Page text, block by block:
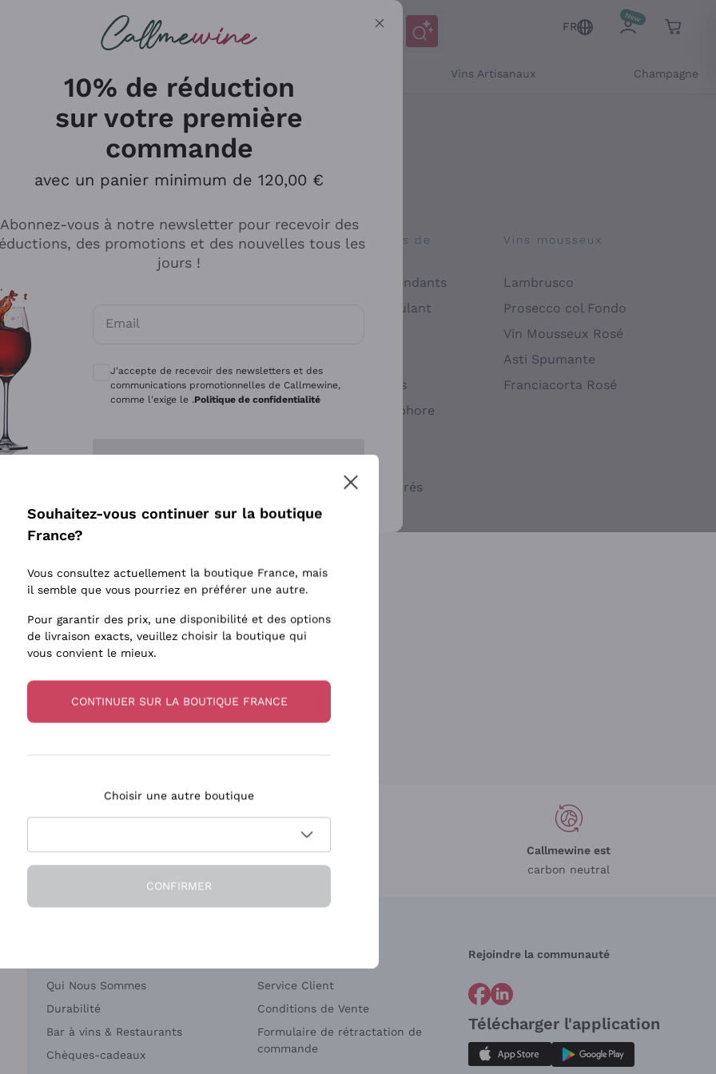
FR
Vins Artisanaux Champagne
Explorer le catalogue
Producteurs
Mascarello Bartolo
Rinaldi Giuseppe
Tenuta San Leonardo
Alessandra Divella
Sedilesu
Ceretto
Les philosophies de
Vignerons Indépendants
Recoltant Manipulant
Levures indigènes
Vins Faits en Amphore
Vins Biologiques
Vins blancs macérés
Vins mousseux
Lambrusco
Prosecco col Fondo
Vin Mousseux Rosé
Asti Spumante
Franciacorta Rosé
en 2-4 jours
en France
Paiement
en 3 fois
Callmewine est
carbon neutral
Qui Nous Sommes
Durabilité
Bar à vins & Restaurants
Chèques-cadeaux
Service Client
Conditions de Vente
Formulaire de rétractation de
commande
Rejoindre la communauté
Télécharger l'application
10% de réduction
sur votre première
commande
avec un panier minimum de 120,00 €
Abonnez-vous à notre newsletter pour recevoir des
des promotions et des nouvelles tous les
jours !
Email
Consentements optionnels pour recevoir des communications et des offres personnalisées
J'accepte de recevoir des newsletters et des
communications promotionnelles de Callmewine,
comme l'exige le .Politique de confidentialité
Enregistre-moi
plus d'informations, veuillez lire notrePolitique de confidentialité
Souhaitez-vous continuer sur la boutique
France?
Vous consultez actuellement la boutique France, mais
il semble que vous pourriez en préférer une autre.
Pour garantir des prix, une disponibilité et des options
de livraison exacts, veuillez choisir la boutique qui
vous convient le mieux.
CONTINUER SUR LA BOUTIQUE FRANCE
Choisir une autre boutique
CONFIRMER